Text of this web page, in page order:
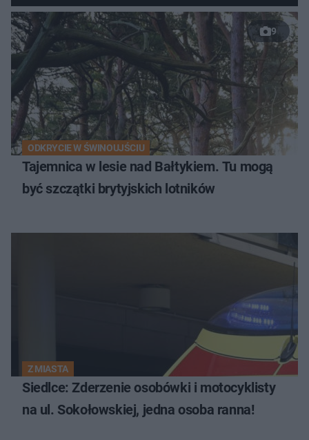
9
ODKRYCIE W ŚWINOUJŚCIU
Tajemnica w lesie nad Bałtykiem. Tu mogą
być szczątki brytyjskich lotników
Z MIASTA
Siedlce: Zderzenie osobówki i motocyklisty
na ul. Sokołowskiej, jedna osoba ranna!